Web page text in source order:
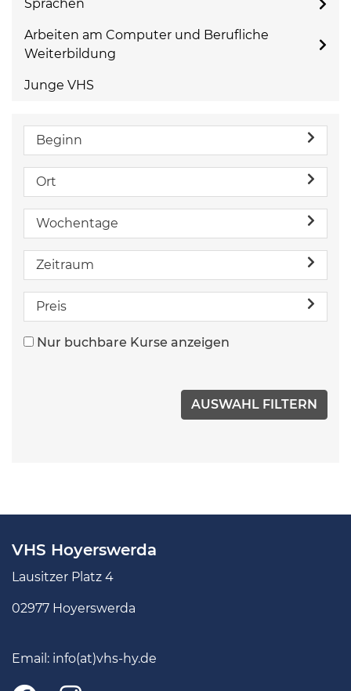
Sprachen
Arbeiten am Computer und Berufliche
Weiterbildung
Junge VHS
Beginn
Ort
Wochentage
Zeitraum
Preis
Nur buchbare Kurse anzeigen
VHS Hoyerswerda
Lausitzer Platz 4
02977 Hoyerswerda
Email: info(at)vhs-hy.de